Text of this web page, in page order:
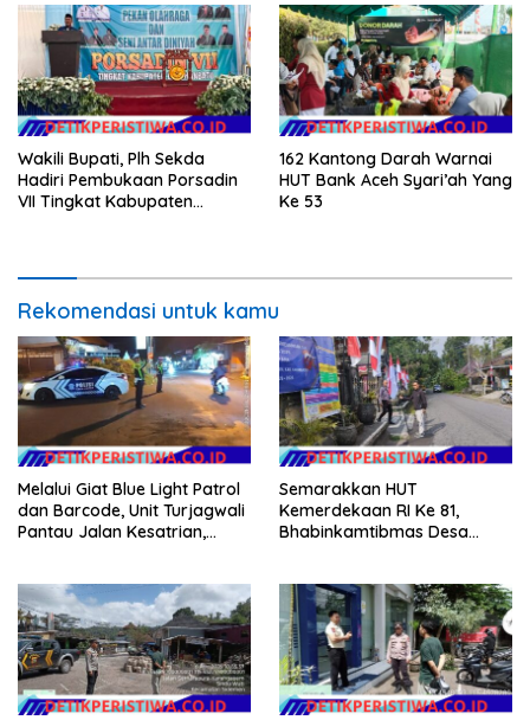
Wakili Bupati, Plh Sekda
Hadiri Pembukaan Porsadin
VII Tingkat Kabupaten
162 Kantong Darah Warnai
HUT Bank Aceh Syari’ah Yang
Ke 53
Rekomendasi untuk kamu
Melalui Giat Blue Light Patrol
dan Barcode, Unit Turjagwali
Pantau Jalan Kesatrian,
Semarakkan HUT
Kemerdekaan RI Ke 81,
Bhabinkamtibmas Desa
Merah Putih